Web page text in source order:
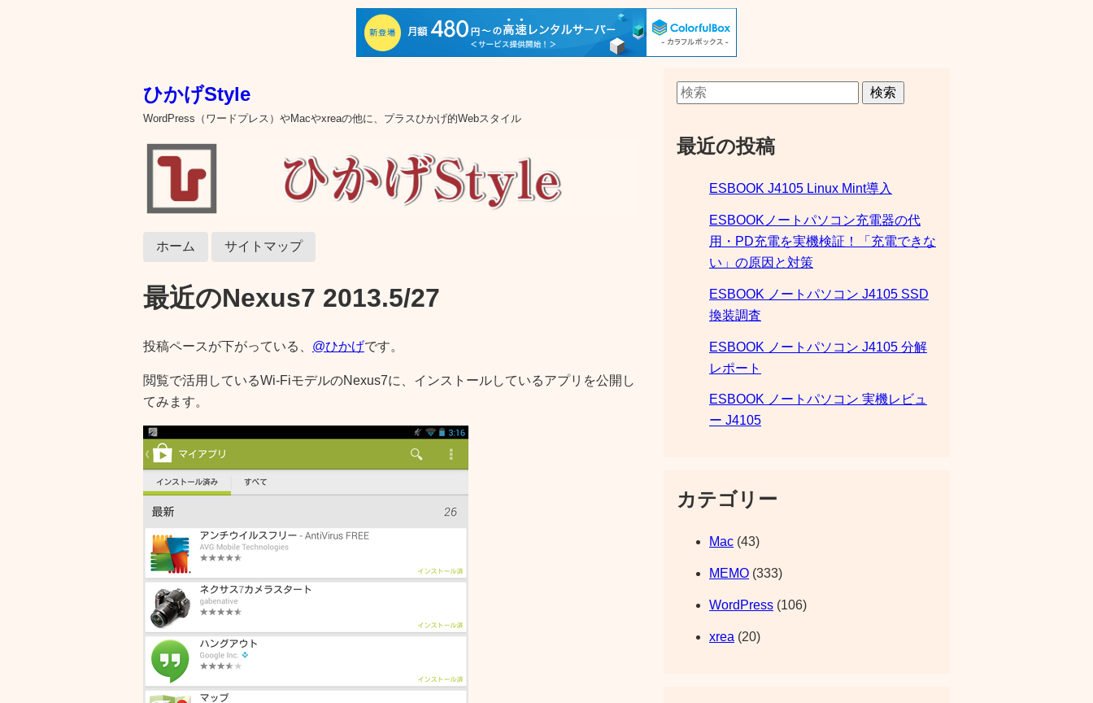
ひかげStyle
WordPress（ワードプレス）やMacやxreaの他に、プラスひかげ的Webスタイル
ホーム サイトマップ
最近のNexus7 2013.5/27
投稿ペースが下がっている、 @ひかげです。
閲覧で活用しているWi-FiモデルのNexus7に、インストールしているアプリを公開し
てみます。
検索
最近の投稿
ESBOOK J4105 Linux Mint導入
ESBOOKノートパソコン充電器の代
用・PD充電を実機検証！「充電できな
い」の原因と対策
ESBOOK ノートパソコン J4105 SSD
換装調査
ESBOOK ノートパソコン J4105 分解
レポート
ESBOOK ノートパソコン 実機レビュ
ー J4105
カテゴリー
Mac (43)
MEMO (333)
WordPress (106)
xrea (20)